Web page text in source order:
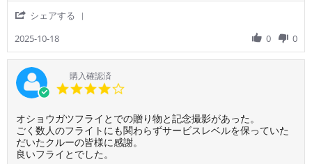
ご
利
者
様
on
18
Oct
2025
キ
ャ
セ
ル
が
で
き
い
シェアする
by
ご
利
用
者
on
18
Oct
2025
2025-10-18 0 0
購入確認済
Review
by
ご
利
review
stating
オ
シ
オショウガツフライとでの贈り物と記念撮影があった。
ごく数人のフライトにも関わらずサービスレベルを保っていた
だいたクルーの皆様に感謝。
良いフライとでした。